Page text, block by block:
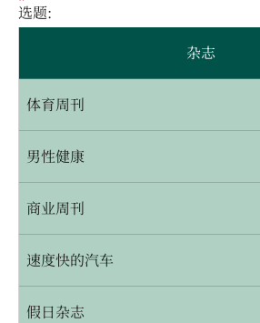
选题:
杂志
体育周刊
男性健康
商业周刊
速度快的汽车
假日杂志